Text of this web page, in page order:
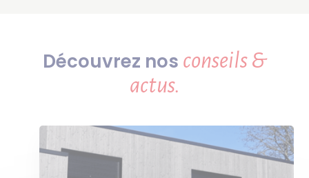
Découvrez nos conseils &
actus.